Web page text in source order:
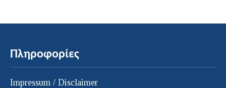
Πληροφορίες
Impressum / Disclaimer